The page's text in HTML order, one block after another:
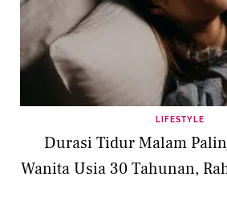
LIFESTYLE
Durasi Tidur Malam
Wanita Usia 30 Tahunan,